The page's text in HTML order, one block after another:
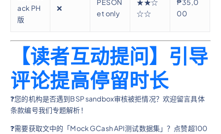
ack PH
版
❌
PESON
et only
★★☆
☆☆
₱35,0
00
【读者互动提问】引导
评论提高停留时长
❓您的机构是否遇到BSP sandbox审核被拒情况？欢迎留言具体
条款编号我们专题解析！
❓需要获取文中的「Mock GCash API测试数据集」？点赞超100